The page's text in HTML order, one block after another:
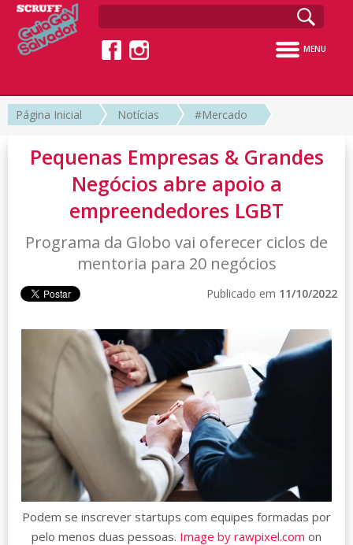
MENU
Página Inicial Notícias #Mercado
Pequenas Empresas & Grandes
Negócios abre apoio a
empreendedores LGBT
Programa da Globo vai oferecer ciclos de
mentoria para 20 negócios
Publicado em 11/10/2022
Podem se inscrever startups com equipes formadas por
pelo menos duas pessoas. Image by rawpixel.com on